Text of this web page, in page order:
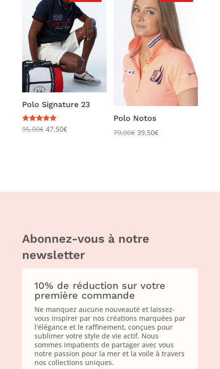
Polo Signature 23
Note
5.00
95,00€ 47,50€
Polo Notos
79,00€ 39,50€
Abonnez-vous à notre
newsletter
10% de réduction sur votre
première commande
Ne manquez aucune nouveauté et laissez-
vous inspirer par nos créations marquées par
l'élégance et le raffinement, conçues pour
sublimer votre style de vie actif. Nous
sommes impatients de partager avec vous
notre passion pour la mer et la voile à travers
nos collections uniques.